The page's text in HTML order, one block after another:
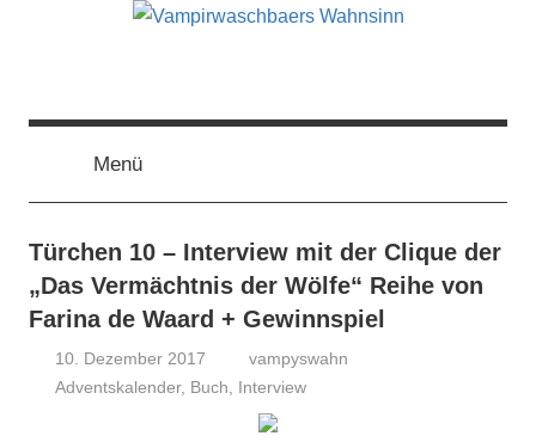
Vampirwaschbaers
Wahnsinn
mein
Leben
persönlicher
Wahnsinn
Menü
Türchen 10 – Interview mit der Clique der
„Das Vermächtnis der Wölfe“ Reihe von
Farina de Waard + Gewinnspiel
10. Dezember 2017
vampyswahn
Adventskalender, Buch Interview